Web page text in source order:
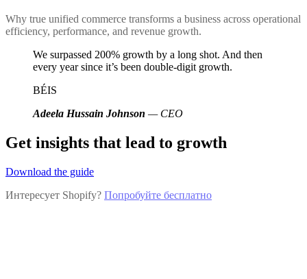
Why true unified commerce transforms a business across operational
efficiency, performance, and revenue growth.
We surpassed 200% growth by a long shot. And then
every year since it’s been double-digit growth.
BÉIS
Adeela Hussain Johnson — CEO
Get insights that lead to growth
Download the guide
Интересует Shopify? Попробуйте бесплатно